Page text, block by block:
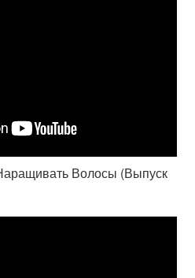
Волосы (Выпуск